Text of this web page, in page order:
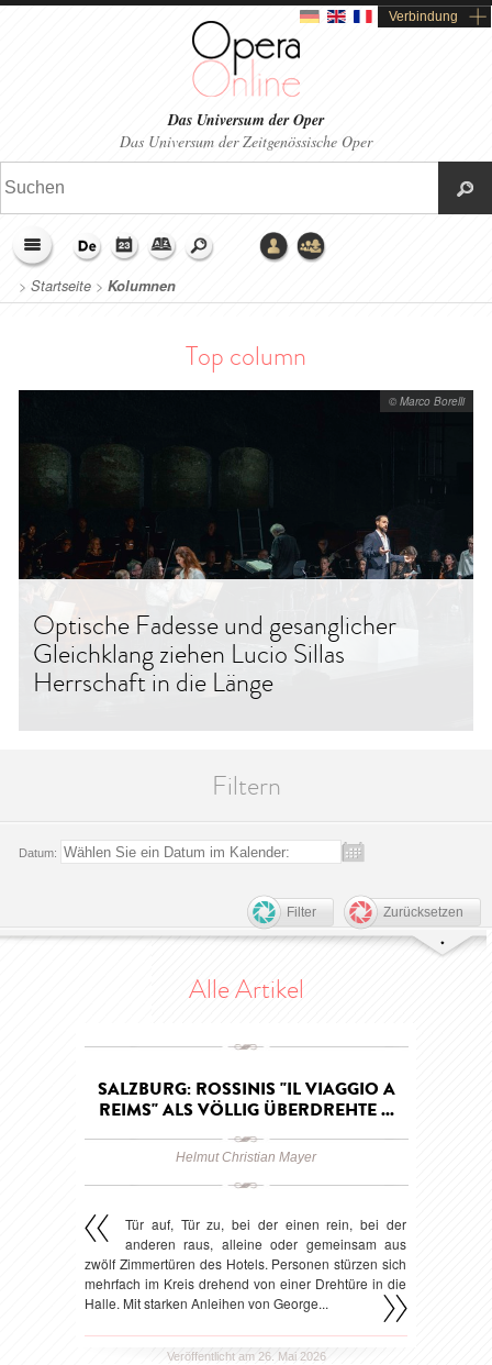
Verbindung
Das Universum der Oper
Das Universum der Zeitgenössische Oper
> Startseite > Kolumnen
Top column
© Marco Borelli
Optische Fadesse und gesanglicher
Gleichklang ziehen Lucio Sillas
Herrschaft in die Länge
Filtern
Datum:
Filter Zurücksetzen
Alle Artikel
SALZBURG: ROSSINIS "IL VIAGGIO A
REIMS" ALS VÖLLIG ÜBERDREHTE ...
Helmut Christian Mayer
Tür auf, Tür zu, bei der einen rein, bei der
anderen raus, alleine oder gemeinsam aus
zwölf Zimmertüren des Hotels. Personen stürzen sich
mehrfach im Kreis drehend von einer Drehtüre in die
Halle. Mit starken Anleihen von George...
Veröffentlicht am 26. Mai 2026